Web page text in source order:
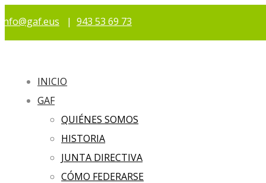
info@gaf.eus | 943 53 69 73
INICIO
GAF
QUIÉNES SOMOS
HISTORIA
JUNTA DIRECTIVA
CÓMO FEDERARSE